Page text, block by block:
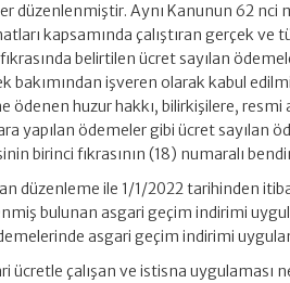
düzenlenmiştir. Aynı Kanunun 62 nci
kapsamında çalıştıran gerçek ve
belirtilen ücret sayılan
bakımından işveren olarak kabul
ödenen huzur hakkı, bilirkişilere,
yapılan ödemeler gibi ücret sayılan
birinci fıkrasının (18) numaralı
düzenleme ile 1/1/2022 tarihinden
bulunan asgari geçim indirimi
asgari geçim indirimi
ücretle çalışan ve istisna uygulaması